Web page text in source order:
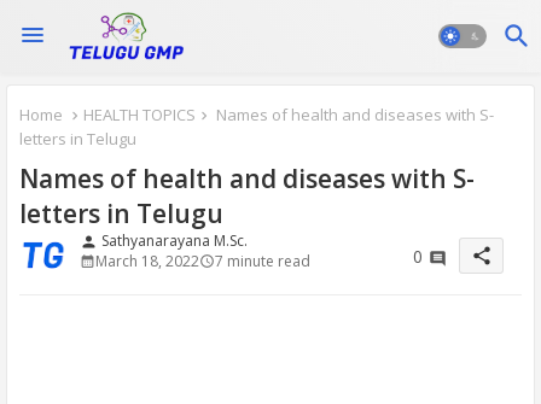
Home HEALTH TOPICS
Names of health and diseases with S-
letters in Telugu
Names of health and diseases with S-
letters in Telugu
person Sathyanarayana M.Sc.
March 18, 2022
7 minute read 0 share